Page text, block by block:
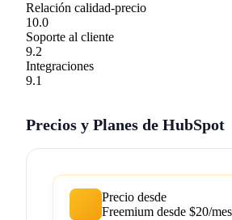
Relación calidad-precio
10.0
Soporte al cliente
9.2
Integraciones
9.1
Precios y Planes de HubSpot
Precio desde
Freemium desde $20/mes